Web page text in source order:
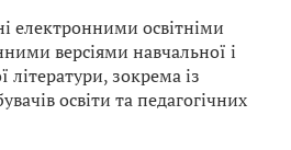
електронними освітніми
версіями навчальної і
зокрема із
освіти та педагогічних